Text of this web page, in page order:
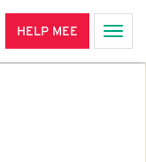
HELP MEE